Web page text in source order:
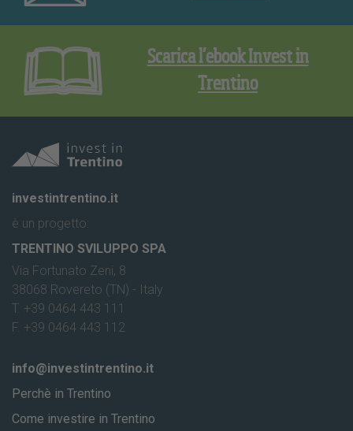
Scarica l’ebook Invest in
Trentino
investintrentino.it
è un progetto:
TRENTINO SVILUPPO SPA
Via Fortunato Zeni, 8
38068 Rovereto (TN) - Italy
T. +39 0464 443 111
F. +39 0464 443 112
info@investintrentino.it
Perchè in Trentino
Come investire in Trentino